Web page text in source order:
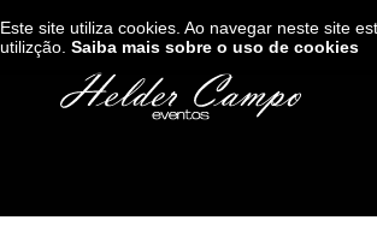
Este site utiliza cookies. Ao navegar neste site
utilizção. Saiba mais sobre o uso de cookies